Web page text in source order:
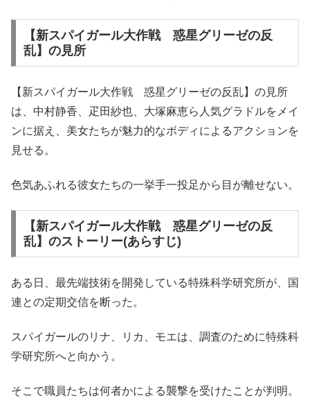
【新スパイガール大作戦 惑星グリーゼの反
乱】の見所
【新スパイガール大作戦 惑星グリーゼの反乱】の見所
は、中村静香、疋田紗也、大塚麻恵ら人気グラドルをメイ
ンに据え、美女たちが魅力的なボディによるアクションを
見せる。
色気あふれる彼女たちの一挙手一投足から目が離せない。
【新スパイガール大作戦 惑星グリーゼの反
乱】のストーリー(あらすじ)
ある日、最先端技術を開発している特殊科学研究所が、国
連との定期交信を断った。
スパイガールのリナ、リカ、モエは、調査のために特殊科
学研究所へと向かう。
そこで職員たちは何者かによる襲撃を受けたことが判明。